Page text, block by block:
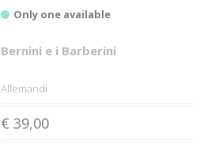
Only one available
Bernini e i Barberini
Allemandi
€ 39,00